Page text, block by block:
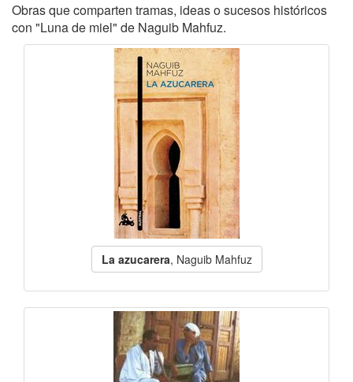
Obras que comparten tramas, ideas o sucesos históricos
con "Luna de miel" de Naguib Mahfuz.
La azucarera, Naguib Mahfuz